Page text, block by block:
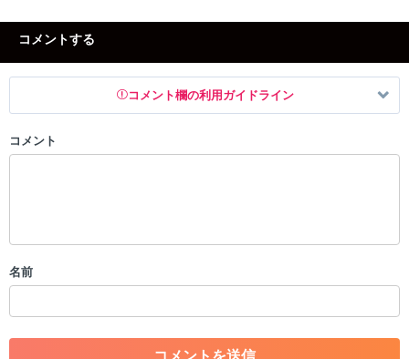
コメントする
コメント欄の利用ガイドライン
以下の書き込みを禁止とし、場合によってはコメント削除や書き込み制
・一度削除された投稿を再び投稿すること
・アカウントの売買など金銭が絡む内容の投稿
・各ゲームのネタバレを含む内容の投稿
・その他、管理者が不適切と判断した投稿
コメント
名前